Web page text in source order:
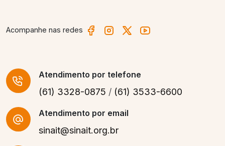
Acompanhe nas redes
Atendimento por telefone
(61) 3328-0875 / (61) 3533-6600
Atendimento por email
sinait@sinait.org.br